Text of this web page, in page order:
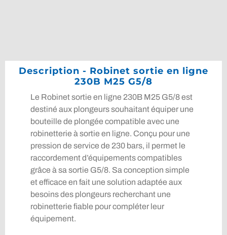
Description - Robinet sortie en ligne
230B M25 G5/8
Le Robinet sortie en ligne 230B M25 G5/8 est
destiné aux plongeurs souhaitant équiper une
bouteille de plongée compatible avec une
robinetterie à sortie en ligne. Conçu pour une
pression de service de 230 bars, il permet le
raccordement d’équipements compatibles
grâce à sa sortie G5/8. Sa conception simple
et efficace en fait une solution adaptée aux
besoins des plongeurs recherchant une
robinetterie fiable pour compléter leur
équipement.